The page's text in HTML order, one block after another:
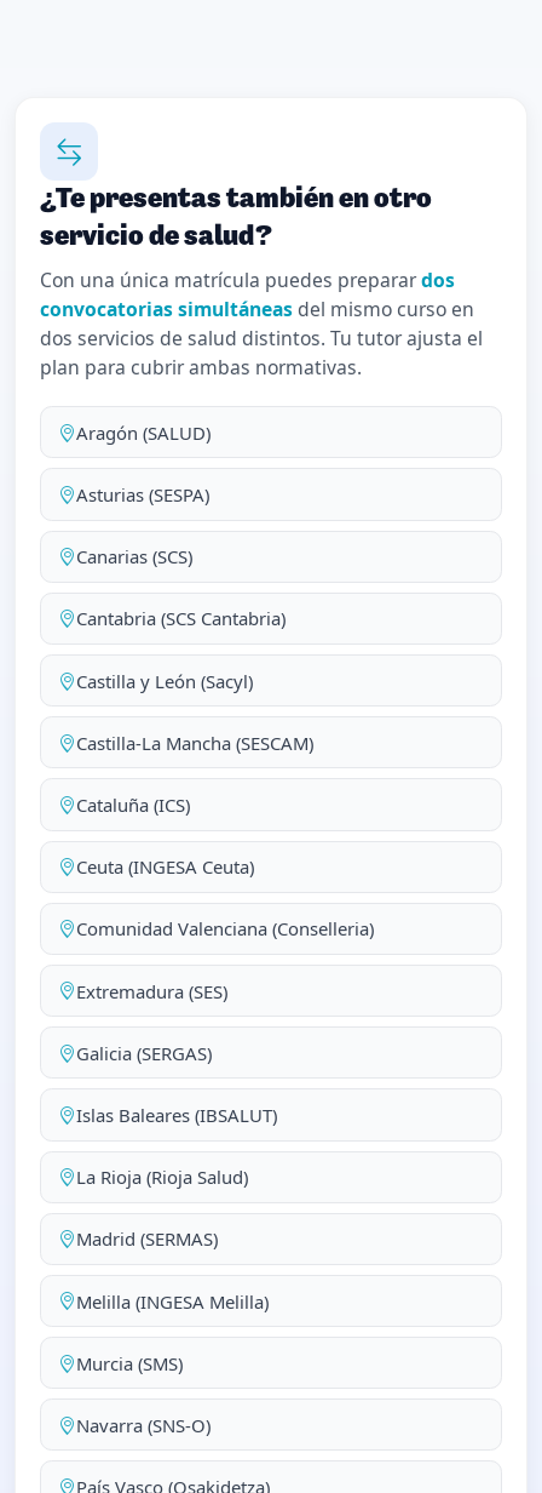
¿Te presentas también en otro
servicio de salud?
Con una única matrícula puedes preparardos
convocatorias simultáneas del mismo curso en
dos servicios de salud distintos. Tu tutor ajusta el
plan para cubrir ambas normativas.
Aragón (SALUD)
Asturias (SESPA)
Canarias (SCS)
Cantabria (SCS Cantabria)
Castilla y León (Sacyl)
Castilla-La Mancha (SESCAM)
Cataluña (ICS)
Ceuta (INGESA Ceuta)
Comunidad Valenciana (Conselleria)
Extremadura (SES)
Galicia (SERGAS)
Islas Baleares (IBSALUT)
La Rioja (Rioja Salud)
Madrid (SERMAS)
Melilla (INGESA Melilla)
Murcia (SMS)
Navarra (SNS-O)
País Vasco (Osakidetza)